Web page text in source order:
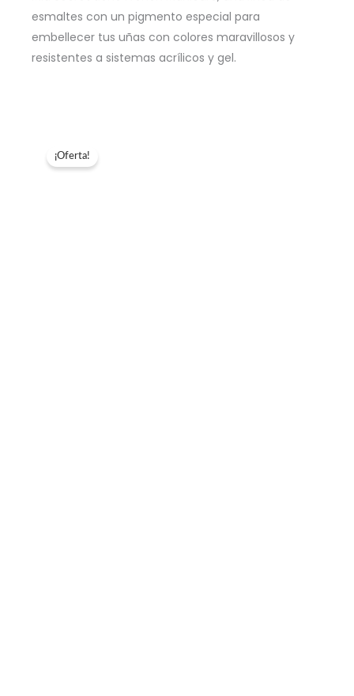
Color:
Vanilla
cantidad
esmaltes con un pigmento especial para
embellecer tus uñas con colores maravillosos y
resistentes a sistemas acrílicos y gel.
¡Oferta!